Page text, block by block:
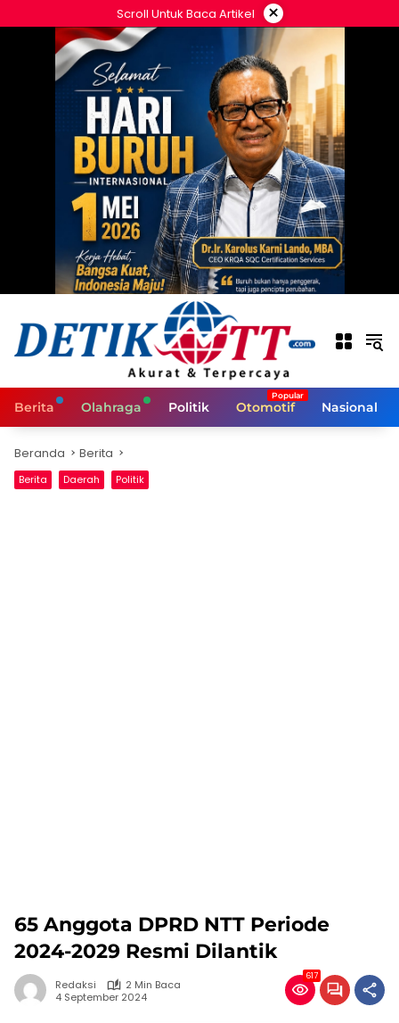
ke
Scroll Untuk Baca Artikel ×
Berita Olahraga Politik Otomotif Nasional
Beranda Berita
Berita Daerah Politik
65 Anggota DPRD NTT Periode
2024-2029 Resmi Dilantik
Redaksi
2 Min Baca
4 September 2024
617